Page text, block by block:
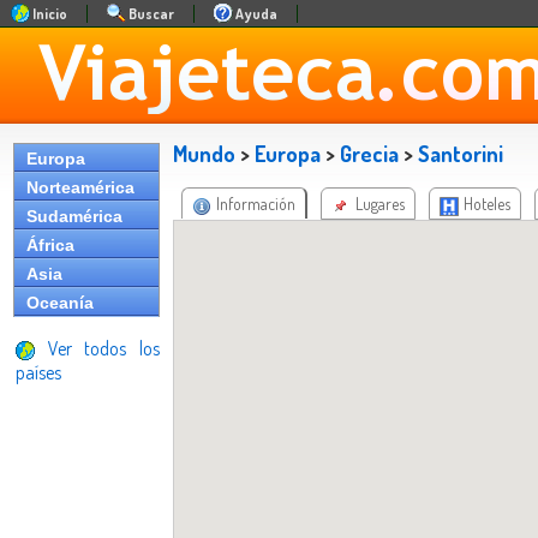
Inicio Buscar Ayuda
Europa
Norteamérica
Sudamérica
África
Asia
Oceanía
Ver todos los
países
Mundo > Europa > Grecia >Santorini
Información Lugares Hoteles